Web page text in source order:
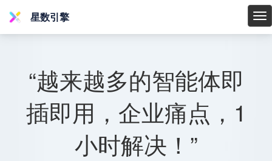
星
星数引擎
“越来越多的智能体即
插即用，企业痛点，1
小时解决！”